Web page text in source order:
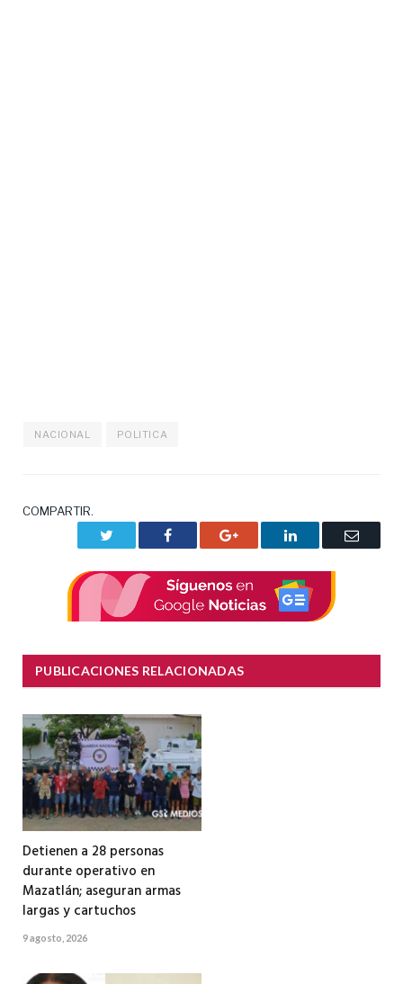
NACIONAL POLITICA
COMPARTIR.
Facebook Google+ LinkedIn
Correo
PUBLICACIONES RELACIONADAS
Detienen a 28 personas
durante operativo en
Mazatlán; aseguran armas
largas y cartuchos
9 agosto, 2026